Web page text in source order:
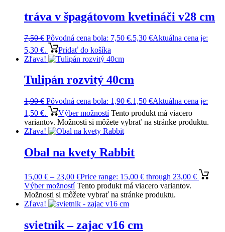
tráva v špagátovom kvetináči v28 cm
7,50€ Pôvodná cena bola: 7,50 €.5,30 €Aktuálna cena je:
5,30 €.
Pridať do košíka
Zľava!
Tulipán rozvitý 40cm
1,90€ Pôvodná cena bola: 1,90 €.1,50 €Aktuálna cena je:
1,50 €.
Výber možností Tento produkt má viacero
variantov. Možnosti si môžete vybrať na stránke produktu.
Zľava!
Obal na kvety Rabbit
15,00 € – 23,00 €Price range: 15,00 € through 23,00 €
Výber možností Tento produkt má viacero variantov.
Možnosti si môžete vybrať na stránke produktu.
Zľava!
svietnik – zajac v16 cm